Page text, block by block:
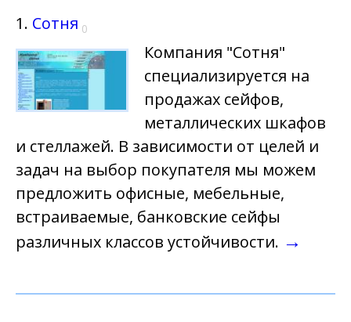
1. Сотня 0
Компания "Сотня"
специализируется на
продажах сейфов,
металлических шкафов
и стеллажей. В зависимости от целей и
задач на выбор покупателя мы можем
предложить офисные, мебельные,
встраиваемые, банковские сейфы
различных классов устойчивости. →